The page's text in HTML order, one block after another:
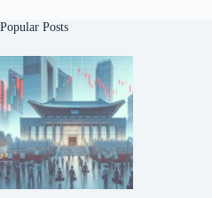
Popular Posts